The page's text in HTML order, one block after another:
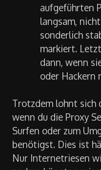
aufgeführten
langsam,
sonderlich
markiert.
dann, wenn
oder Hackern
Trotzdem lohnt sich
wenn du die Proxy
Surfen oder zum
benötigst. Dies ist
Nur Internetriesen